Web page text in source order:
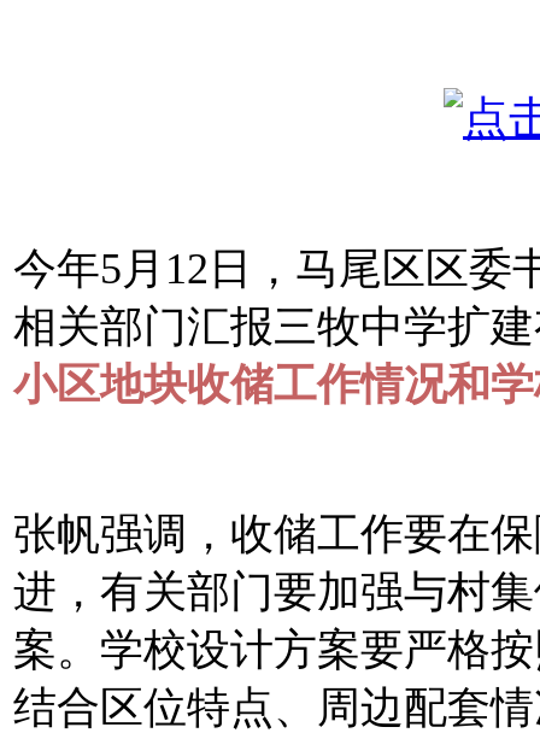
今年5月12日，马尾区区委
相关部门汇报三牧中学扩
小区地块收储工作情况和
张帆强调，收储工作要在
进，有关部门要加强与村
案。学校设计方案要严格
结合区位特点、周边配套